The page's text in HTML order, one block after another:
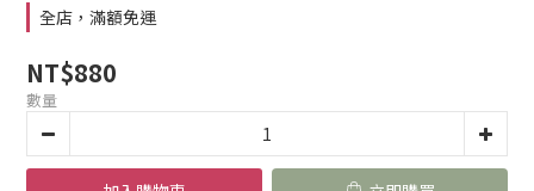
全店，滿額免運
NT$880
數量